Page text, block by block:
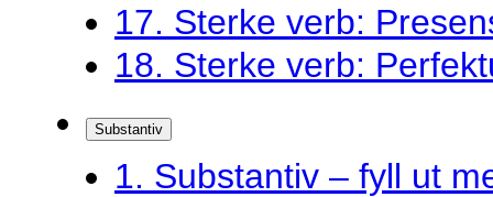
17. Sterke verb:
18. Sterke verb:
Substantiv
1. Substantiv – fyll ut